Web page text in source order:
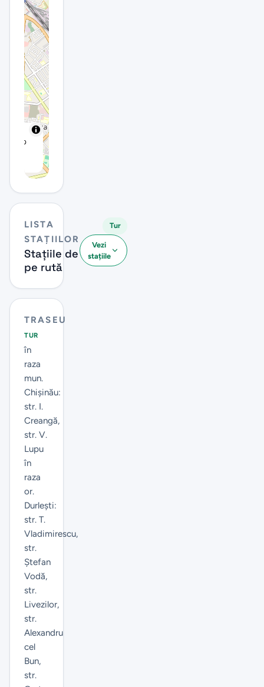
LISTA
STAȚIILOR
Stațiile de
pe rută
Tur
Vezi
stațiile
TRASEU
TUR
în
raza
mun.
Chișinău:
str. I.
Creangă,
str. V.
Lupu
în
raza
or.
Durlești:
str. T.
Vladimirescu,
str.
Ștefan
Vodă,
str.
Livezilor,
str.
Alexandru
cel
Bun,
str.